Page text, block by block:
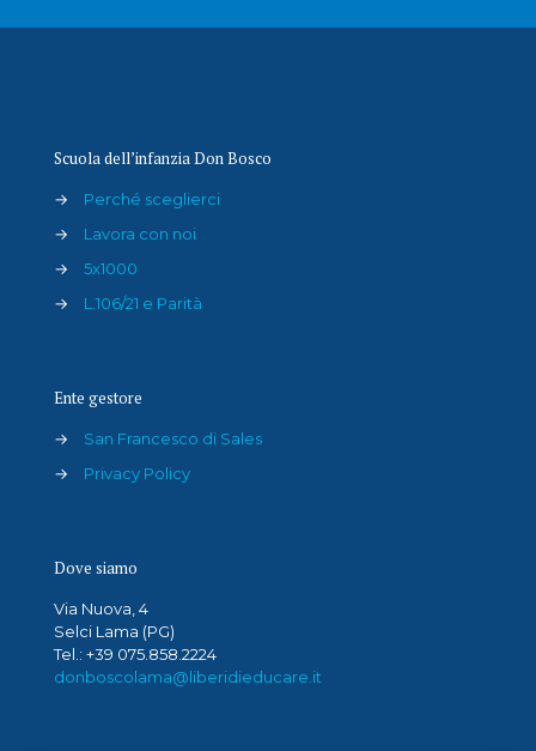
Scuola dell’infanzia Don Bosco
→
Perché sceglierci
→
Lavora con noi
→
5x1000
→
L.106/21 e Parità
Ente gestore
→
San Francesco di Sales
→
Privacy Policy
Dove siamo
Via Nuova, 4
Selci Lama (PG)
Tel.: +39 075.858.2224
donboscolama@liberidieducare.it